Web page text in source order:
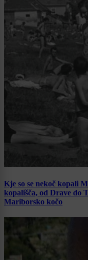
Kje so se nekoč kopali
kopališča, od Drave do
Mariborsko kočo